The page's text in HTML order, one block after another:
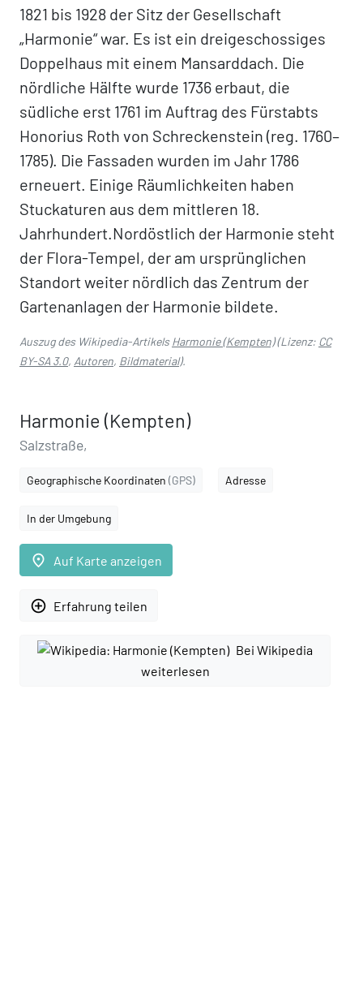
1821 bis 1928 der Sitz der Gesellschaft
„Harmonie“ war. Es ist ein dreigeschossiges
Doppelhaus mit einem Mansarddach. Die
nördliche Hälfte wurde 1736 erbaut, die
südliche erst 1761 im Auftrag des Fürstabts
Honorius Roth von Schreckenstein (reg. 1760–
1785). Die Fassaden wurden im Jahr 1786
erneuert. Einige Räumlichkeiten haben
Stuckaturen aus dem mittleren 18.
Jahrhundert.Nordöstlich der Harmonie steht
der Flora-Tempel, der am ursprünglichen
Standort weiter nördlich das Zentrum der
Gartenanlagen der Harmonie bildete.
Auszug des Wikipedia-ArtikelsHarmonie (Kempten)(Lizenz: CC
BY-SA 3.0, Autoren, Bildmaterial).
Harmonie (Kempten)
Salzstraße,
Geographische Koordinaten (GPS) Adresse
In der Umgebung
place Auf Karte anzeigen
add_circle_outline Erfahrung teilen
Bei Wikipedia
weiterlesen